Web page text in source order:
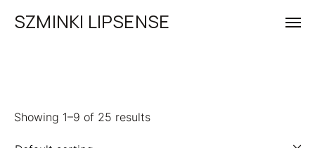
SZMINKI LIPSENSE
Showing 1–9 of 25 results